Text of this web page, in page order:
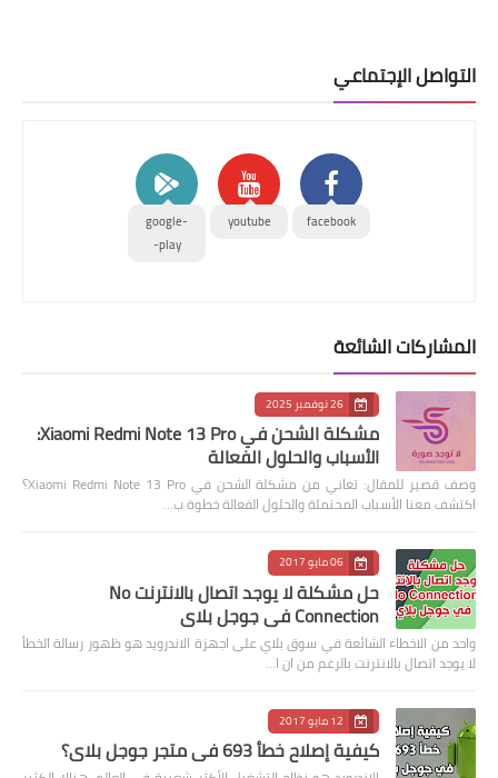
التواصل الإجتماعي
facebook
youtube
google-
play-
المشاركات الشائعة
26 نوفمبر 2025
مشكلة الشحن في Xiaomi Redmi Note 13 Pro:
الأسباب والحلول الفعالة
وصف قصير للمقال: تعاني من مشكلة الشحن في Xiaomi Redmi Note 13 Pro؟
اكتشف معنا الأسباب المحتملة والحلول الفعالة خطوة ب…
06 مايو 2017
حل مشكلة لا يوجد اتصال بالانترنت No
Connection في جوجل بلاي
واحد من الاخطاء الشائعة في سوق بلاي على اجهزة الاندرويد هو ظهور رسالة الخطأ
لا يوجد اتصال بالانترنت بالرغم من ان ا…
12 مايو 2017
كيفية إصلاح خطأ 693 في متجر جوجل بلاي؟